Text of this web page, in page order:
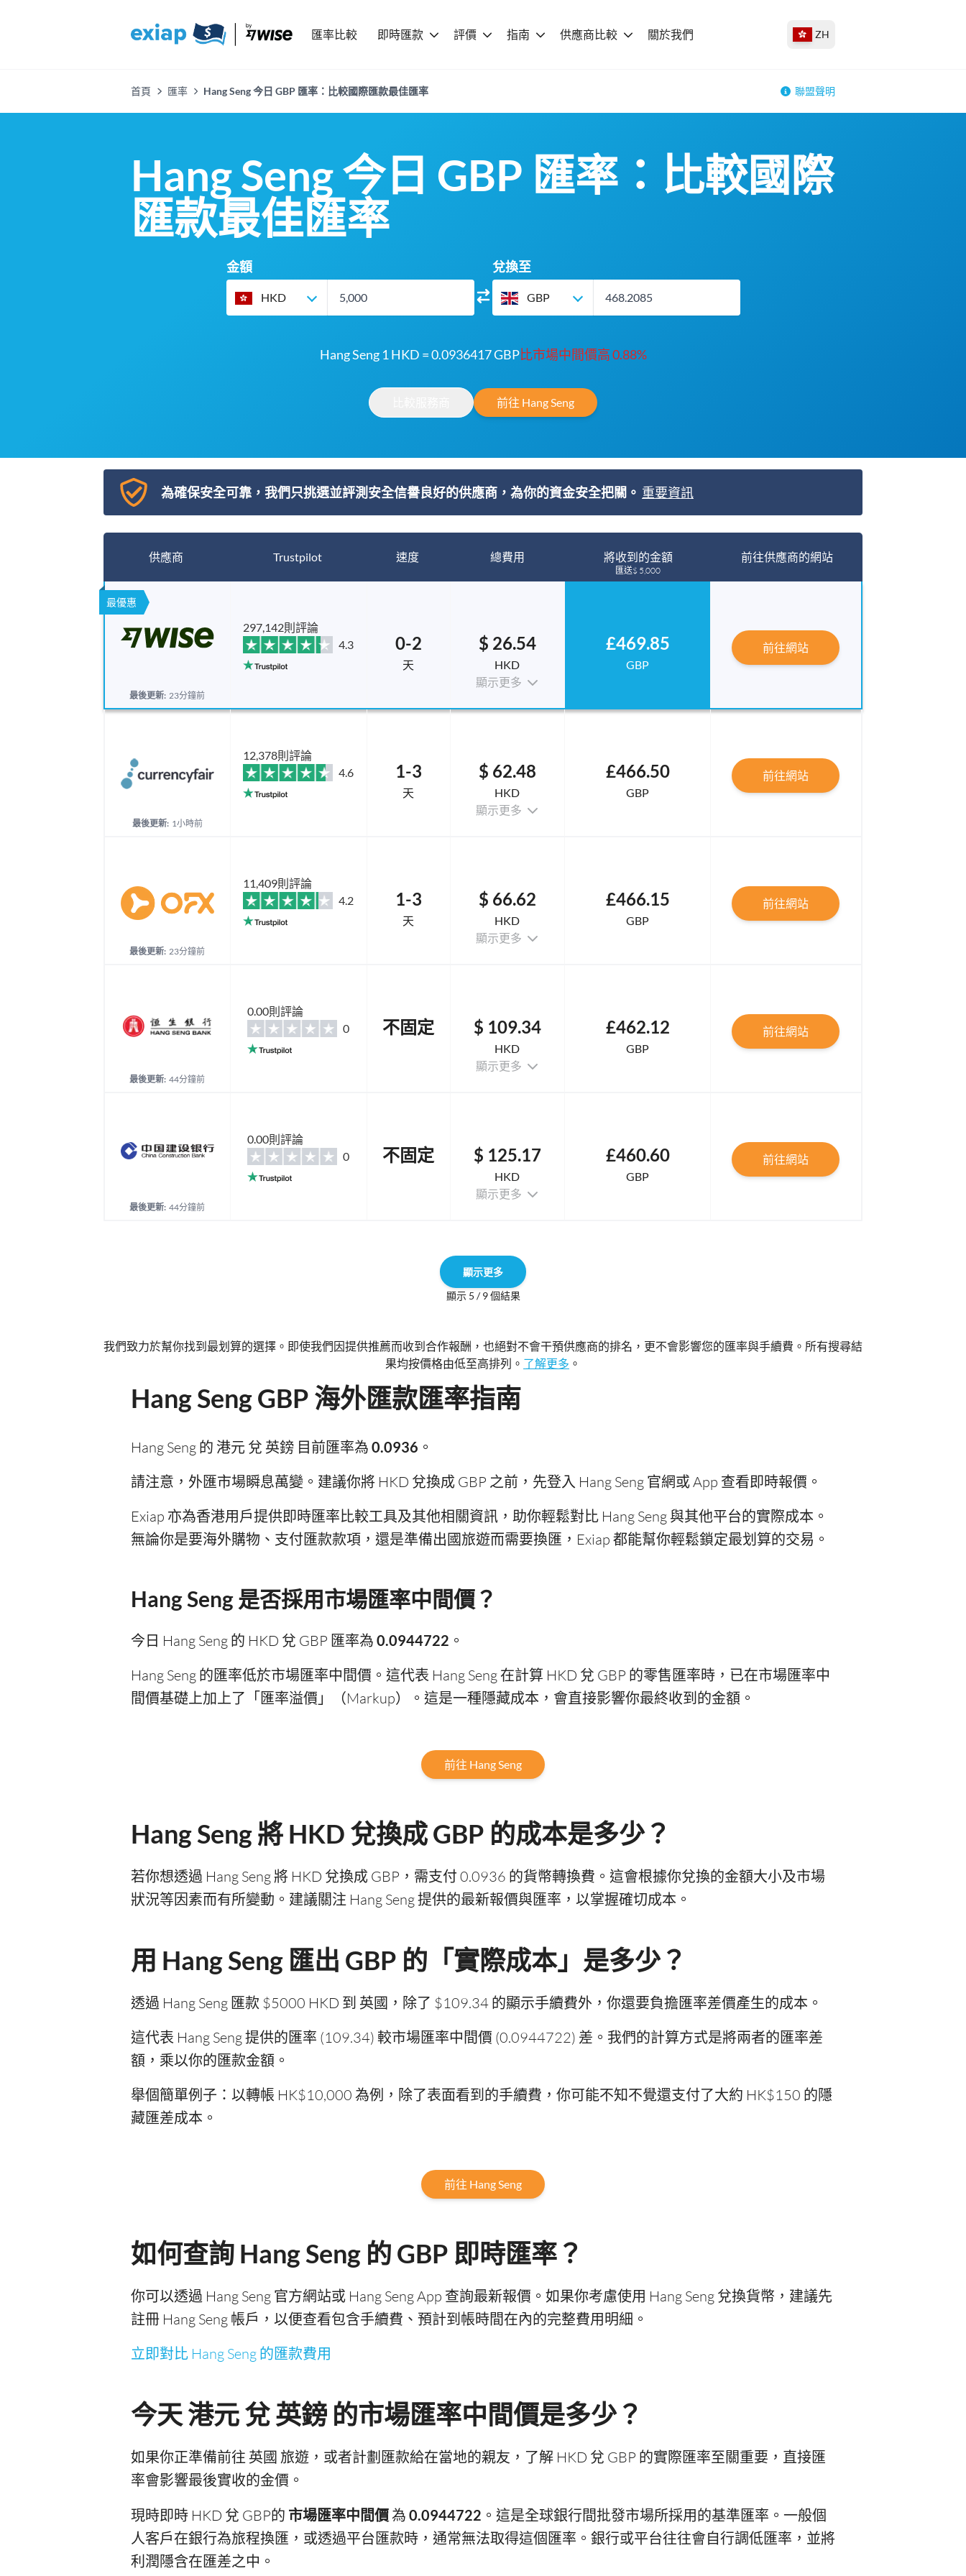
匯率比較 即時匯款 評價 指南 供應商比較 關於我們 ZH
首頁 匯率 Hang Seng 今日 GBP 匯率：比較國際匯款最佳匯率 聯盟聲明
Hang Seng 今日 GBP 匯率：比較國際
匯款最佳匯率
金額
HKD
兌換至
GBP
Hang Seng 1 HKD = 0.0936417 GBP比市場中間價高 0.88%
前往 Hang Seng
為確保安全可靠，我們只挑選並評測安全信譽良好的供應商，為你的資金安全把關。 重要資訊
供應商 Trustpilot 速度 總費用 將收到的金額
匯送$ 5,000
前往供應商的網站
最優惠
最後更新: 23分鐘前
297,142則評論
4.3
0-2
天
$ 26.54
HKD
顯示更多
£469.85
GBP
前往網站
最後更新: 1小時前
12,378則評論
4.6
1-3
天
$ 62.48
HKD
顯示更多
£466.50
GBP
前往網站
最後更新: 23分鐘前
11,409則評論
4.2
1-3
天
$ 66.62
HKD
顯示更多
£466.15
GBP
前往網站
最後更新: 44分鐘前
0.00則評論
0
不固定 $ 109.34
HKD
顯示更多
£462.12
GBP
前往網站
最後更新: 44分鐘前
0.00則評論
0
不固定 $ 125.17
HKD
顯示更多
£460.60
GBP
前往網站
顯示更多
顯示 5 / 9 個結果
我們致力於幫你找到最划算的選擇。即使我們因提供推薦而收到合作報酬，也絕對不會干預供應商的排名，更不會影響您的匯率與手續費。所有搜尋結
果均按價格由低至高排列。 了解更多 。
Hang Seng GBP 海外匯款匯率指南
Hang Seng 的 港元 兌 英鎊 目前匯率為 0.0936 。
請注意，外匯市場瞬息萬變。建議你將 HKD 兌換成 GBP 之前，先登入 Hang Seng 官網或 App 查看即時報價。
Exiap 亦為香港用戶提供即時匯率比較工具及其他相關資訊，助你輕鬆對比 Hang Seng 與其他平台的實際成本。
無論你是要海外購物、支付匯款款項，還是準備出國旅遊而需要換匯，Exiap 都能幫你輕鬆鎖定最划算的交易。
Hang Seng 是否採用市場匯率中間價？
今日 Hang Seng 的 HKD 兌 GBP 匯率為 0.0944722 。
Hang Seng 的匯率低於市場匯率中間價。這代表 Hang Seng 在計算 HKD 兌 GBP 的零售匯率時，已在市場匯率中
間價基礎上加上了「匯率溢價」（Markup）。這是一種隱藏成本，會直接影響你最終收到的金額。
前往 Hang Seng
Hang Seng 將 HKD 兌換成 GBP 的成本是多少？
若你想透過 Hang Seng 將 HKD 兌換成 GBP，需支付 0.0936 的貨幣轉換費。這會根據你兌換的金額大小及市場
狀況等因素而有所變動。建議關注 Hang Seng 提供的最新報價與匯率，以掌握確切成本。
用 Hang Seng 匯出 GBP 的「實際成本」是多少？
透過 Hang Seng 匯款 $5000 HKD 到 英國，除了 $109.34 的顯示手續費外，你還要負擔匯率差價產生的成本。
這代表 Hang Seng 提供的匯率 (109.34) 較市場匯率中間價 (0.0944722) 差。我們的計算方式是將兩者的匯率差
額，乘以你的匯款金額。
舉個簡單例子：以轉帳 HK$10,000 為例，除了表面看到的手續費，你可能不知不覺還支付了大約 HK$150 的隱
藏匯差成本。
前往 Hang Seng
如何查詢 Hang Seng 的 GBP 即時匯率？
你可以透過 Hang Seng 官方網站或 Hang Seng App 查詢最新報價。如果你考慮使用 Hang Seng 兌換貨幣，建議先
註冊 Hang Seng 帳戶，以便查看包含手續費、預計到帳時間在內的完整費用明細。
立即對比 Hang Seng 的匯款費用
今天 港元 兌 英鎊 的市場匯率中間價是多少？
如果你正準備前往 英國 旅遊，或者計劃匯款給在當地的親友，了解 HKD 兌 GBP 的實際匯率至關重要，直接匯
率會影響最後實收的金價。
現時即時 HKD 兌 GBP的 市場匯率中間價為 0.0944722 。這是全球銀行間批發市場所採用的基準匯率。一般個
人客戶在銀行為旅程換匯，或透過平台匯款時，通常無法取得這個匯率。銀行或平台往往會自行調低匯率，並將
利潤隱含在匯差之中。